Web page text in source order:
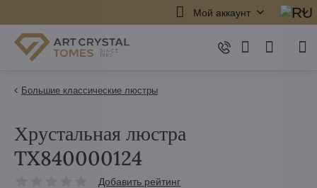
Мой аккаунт
Большие классические люстры
Хрустальная люстра
TX840000124
Добавить рейтинг